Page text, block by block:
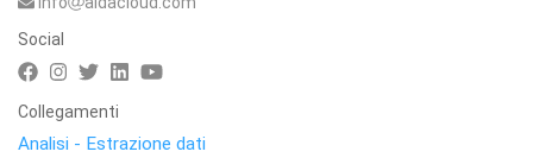
Social
Collegamenti
Analisi - Estrazione dati